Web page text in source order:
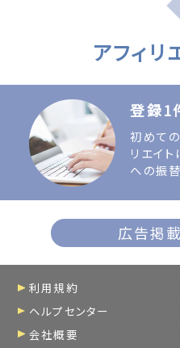
アフィリ
登録1
初めて
リエイ
への振
広告掲
利用規約
ヘルプセンター
会社概要